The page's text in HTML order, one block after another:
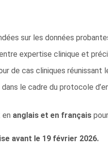
sur les données
expertise clinique et
de cas cliniques réunissant
dans le cadre du protocole
en anglais et en français
avant le 19 février 2026.